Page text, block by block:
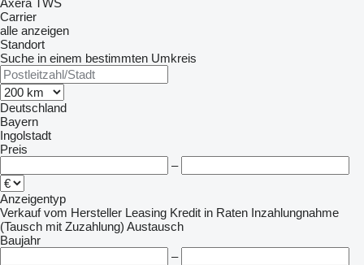
Axera TWS
Carrier
alle anzeigen
Standort
Suche in einem bestimmten Umkreis
Deutschland
Bayern
Ingolstadt
Preis
–
Anzeigentyp
Verkauf vom Hersteller Leasing Kredit in Raten Inzahlungnahme
(Tausch mit Zuzahlung) Austausch
Baujahr
–